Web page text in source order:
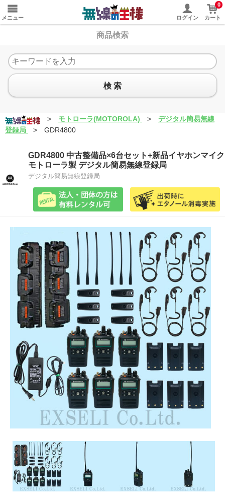
メニュー ログイン
0
カート
商品検索
検 索
> モトローラ(MOTOROLA) >
デジタル簡易無線
登録局
> GDR4800
GDR4800 中古整備品×6台セット+新品イヤホンマイク
モトローラ製 デジタル簡易無線登録局
デジタル簡易無線登録局